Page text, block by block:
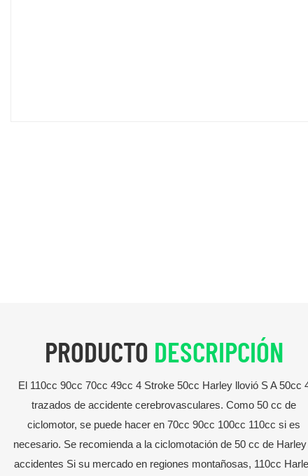
PRODUCTO DESCRIPCIÓN
El 110cc 90cc 70cc 49cc 4 Stroke 50cc Harley llovió S A 50cc
trazados de accidente cerebrovasculares. Como 50 cc de
ciclomotor, se puede hacer en 70cc 90cc 100cc 110cc si es
necesario. Se recomienda a la ciclomotación de 50 cc de Harley
accidentes Si su mercado en regiones montañosas, 110cc